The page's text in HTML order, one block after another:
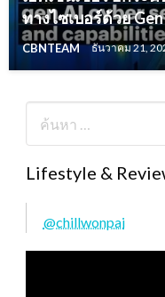
ทางไซเบอร์ด้วย
CBNTEAM ธันวาคม 21,
Lifestyle &
@chillwonpai